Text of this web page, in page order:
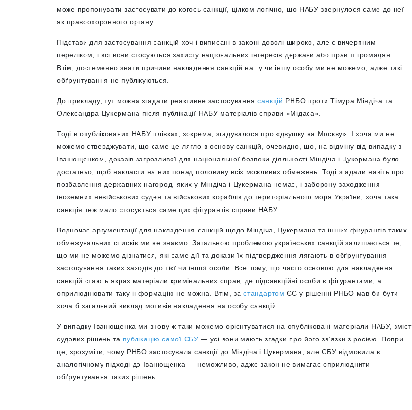
може пропонувати застосувати до когось санкції, цілком логічно, що НАБУ звернулося саме до неї
як правоохоронного органу.
Підстави для застосування санкцій хоч і виписані в законі доволі широко, але є вичерпним
переліком, і всі вони стосуються захисту національних інтересів держави або прав її громадян.
Втім, достеменно знати причини накладення санкцій на ту чи іншу особу ми не можемо, адже такі
обґрунтування не публікуються.
До прикладу, тут можна згадати реактивне застосування санкцій РНБО проти Тімура Міндіча та
Олександра Цукермана після публікації НАБУ матеріалів справи «Мідаса».
Тоді в опублікованих НАБУ плівках, зокрема, згадувалося про «двушку на Москву». І хоча ми не
можемо стверджувати, що саме це лягло в основу санкцій, очевидно, що, на відміну від випадку з
Іванющенком, доказів загрозливої для національної безпеки діяльності Міндіча і Цукермана було
достатньо, щоб накласти на них понад половину всіх можливих обмежень. Тоді згадали навіть про
позбавлення державних нагород, яких у Міндіча і Цукермана немає, і заборону заходження
іноземних невійськових суден та військових кораблів до територіального моря України, хоча така
санкція теж мало стосується саме цих фігурантів справи НАБУ.
Водночас аргументації для накладення санкцій щодо Міндіча, Цукермана та інших фігурантів таких
обмежувальних списків ми не знаємо. Загальною проблемою українських санкцій залишається те,
що ми не можемо дізнатися, які саме дії та докази їх підтвердження лягають в обґрунтування
застосування таких заходів до тієї чи іншої особи. Все тому, що часто основою для накладення
санкцій стають якраз матеріали кримінальних справ, де підсанкційні особи є фігурантами, а
оприлюднювати таку інформацію не можна. Втім, за стандартом ЄС у рішенні РНБО мав би бути
хоча б загальний виклад мотивів накладення на особу санкцій.
У випадку Іванющенка ми знову ж таки можемо орієнтуватися на опубліковані матеріали НАБУ, зміст
судових рішень та публікацію самої СБУ — усі вони мають згадки про його звʼязки з росією. Попри
це, зрозуміти, чому РНБО застосувала санкції до Міндіча і Цукермана, але СБУ відмовила в
аналогічному підході до Іванющенка — неможливо, адже закон не вимагає оприлюднити
обґрунтування таких рішень.